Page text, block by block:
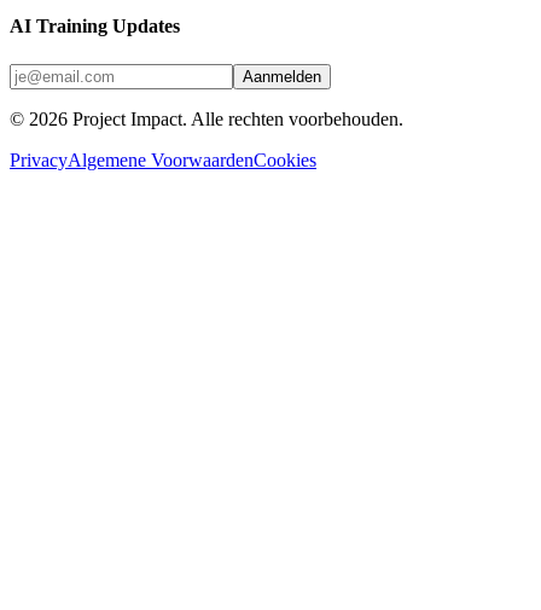
AI Training Updates
Aanmelden
© 2026 Project Impact. Alle rechten voorbehouden.
PrivacyAlgemene VoorwaardenCookies